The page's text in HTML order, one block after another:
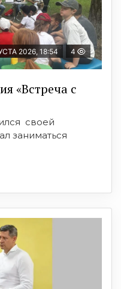
2026, 18:54 4
«Встреча с
своей
заниматься